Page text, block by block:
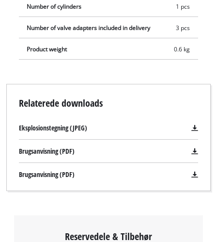
Number of cylinders 1 pcs
Number of valve adapters included in delivery 3 pcs
Product weight 0.6 kg
Relaterede downloads
Eksplosionstegning (JPEG)
Brugsanvisning (PDF)
Brugsanvisning (PDF)
Reservedele & Tilbehør